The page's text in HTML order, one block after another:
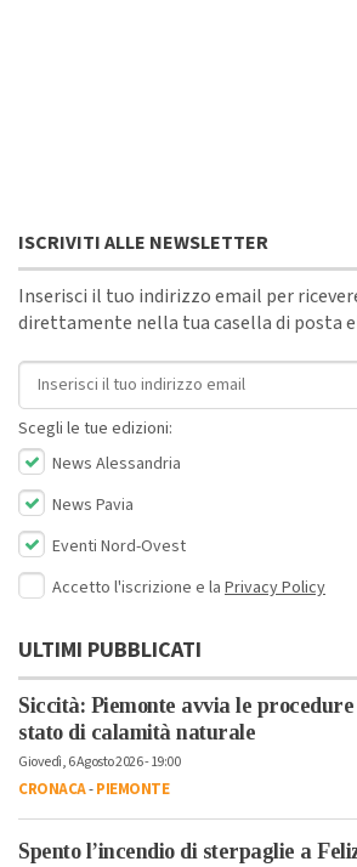
ISCRIVITI ALLE NEWSLETTER
Inserisci il tuo indirizzo email per
direttamente nella tua casella di posta
Indirizzo email
Scegli le tue edizioni:
News Alessandria
News Pavia
Eventi Nord-Ovest
Accetto l'iscrizione e la Privacy Policy
ULTIMI PUBBLICATI
Siccità: Piemonte avvia le
stato di calamità naturale
Giovedì, 6 Agosto 2026 - 19:00
CRONACA-PIEMONTE
Spento l’incendio di sterpaglie a